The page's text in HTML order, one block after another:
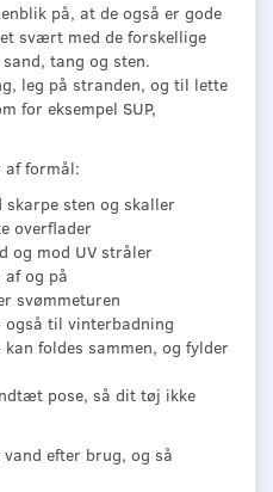
på, at de også er gode
svært med de forskellige
tang og sten.
leg på stranden, og til lette
for eksempel SUP,
af formål:
skarpe sten og skaller
overflader
og mod UV stråler
og på
svømmeturen
til vinterbadning
foldes sammen, og fylder
pose, så dit tøj ikke
efter brug, og så